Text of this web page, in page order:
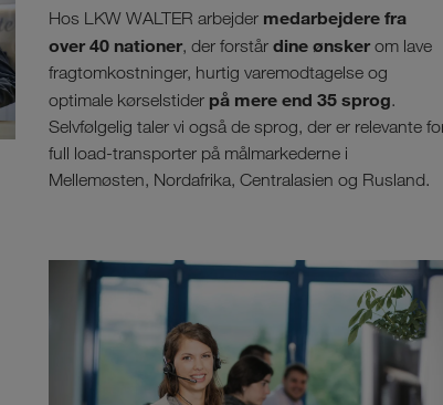
Hos LKW WALTER arbejder medarbejdere fra
over 40 nationer, der forstår dine ønsker om lave
fragtomkostninger, hurtig varemodtagelse og
optimale kørselstider på mere end 35 sprog.
Selvfølgelig taler vi også de sprog, der er relevante
full load-transporter på målmarkederne i
Mellemøsten, Nordafrika, Centralasien og Rusland.